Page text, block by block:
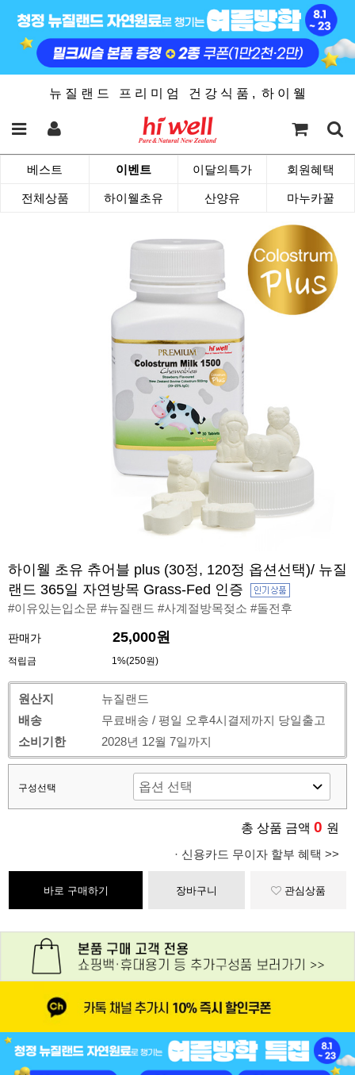
뉴 질 랜 드 프 리 미 엄 건 강 식 품 , 하 이 웰
베스트 이벤트 이달의특가 회원혜택
전체상품 하이웰초유 산양유 마누카꿀
하이웰 초유 츄어블 plus (30정, 120정 옵션선택)/ 뉴질
랜드 365일 자연방목 Grass-Fed 인증
#이유있는입소문 #뉴질랜드 #사계절방목젖소 #돌전후
판매가 25,000원
적립금 1%(250원)
원산지
뉴질랜드
배송
무료배송 / 평일 오후4시결제까지 당일출고
소비기한
2028년 12월 7일까지
구성선택
총 상품 금액 0 원
· 신용카드 무이자 할부 혜택 >>
바로 구매하기 장바구니 관심상품